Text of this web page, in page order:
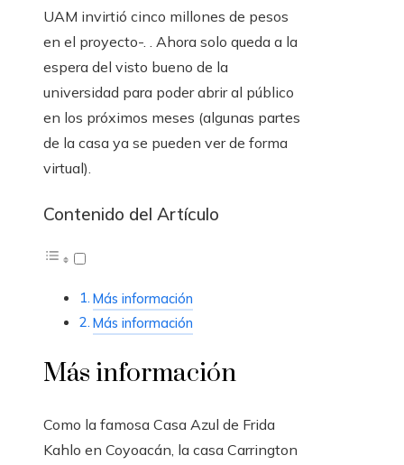
UAM invirtió cinco millones de pesos
en el proyecto-. . Ahora solo queda a la
espera del visto bueno de la
universidad para poder abrir al público
en los próximos meses (algunas partes
de la casa ya se pueden ver de forma
virtual).
Contenido del Artículo
Más información
Más información
Más información
Como la famosa Casa Azul de Frida
Kahlo en Coyoacán, la casa Carrington